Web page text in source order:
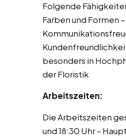
Folgende
Farben und Formen
besonders in
der Floristik
Arbeitszeiten:
Die Arbeitszeiten
und 18:30 Uhr –